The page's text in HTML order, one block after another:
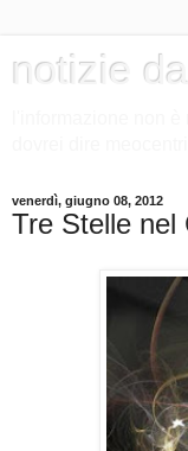
notizie
venerdì, giugno 08, 2012
Tre Stelle nel